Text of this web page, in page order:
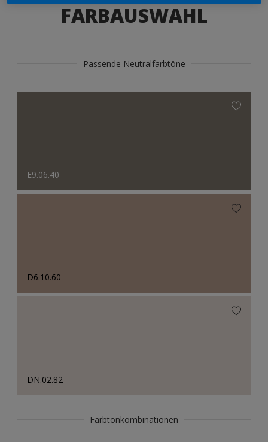
FARBAUSWAHL
Passende Neutralfarbtöne
E9.06.40
D6.10.60
DN.02.82
Farbtonkombinationen